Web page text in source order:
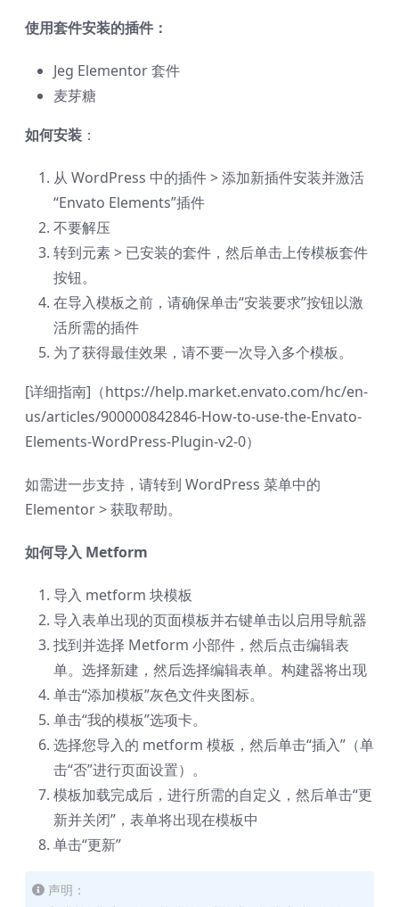
使用套件安装的插件：
Jeg Elementor 套件
麦芽糖
如何安装 ：
从 WordPress 中的插件 > 添加新插件安装并激活
“Envato Elements”插件
不要解压
转到元素 > 已安装的套件，然后单击上传模板套件
按钮。
在导入模板之前，请确保单击“安装要求”按钮以激
活所需的插件
为了获得最佳效果，请不要一次导入多个模板。
[详细指南]（https://help.market.envato.com/hc/en-
us/articles/900000842846-How-to-use-the-Envato-
Elements-WordPress-Plugin-v2-0）
如需进一步支持，请转到 WordPress 菜单中的
Elementor > 获取帮助。
如何导入 Metform
导入 metform 块模板
导入表单出现的页面模板并右键单击以启用导航器
找到并选择 Metform 小部件，然后点击编辑表
单。选择新建，然后选择编辑表单。构建器将出现
单击“添加模板”灰色文件夹图标。
单击“我的模板”选项卡。
选择您导入的 metform 模板，然后单击“插入”（单
击“否”进行页面设置）。
模板加载完成后，进行所需的自定义，然后单击“更
新并关闭”，表单将出现在模板中
单击“更新”
声明：